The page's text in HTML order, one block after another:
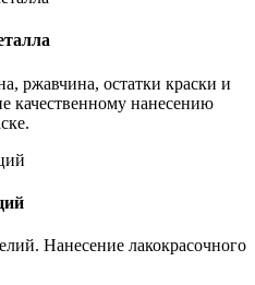
ржавчина, остатки краски и
качественному нанесению
Нанесение лакокрасочного